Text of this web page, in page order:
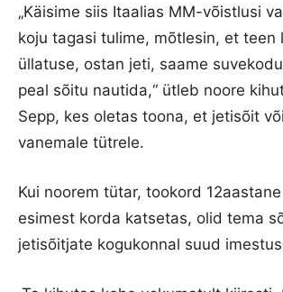
„Käisime siis Itaalias MM-võistlusi
koju tagasi tulime, mõtlesin, et teen
üllatuse, ostan jeti, saame
peal sõitu nautida,“ ütleb noore
Sepp, kes oletas toona, et jetisõit
vanemale tütrele.
Kui noorem tütar, tookord
esimest korda katsetas, olid tema
jetisõitjate kogukonnal suud